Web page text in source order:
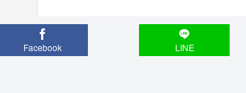
Facebook LINE